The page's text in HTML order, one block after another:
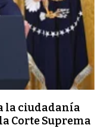
la ciudadanía
Corte Suprema